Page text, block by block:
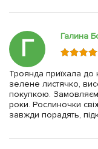
Г Галина
Троянда приїхала
зелене листячко,
покупкою.
роки. Рослиночки
завжди порадять,